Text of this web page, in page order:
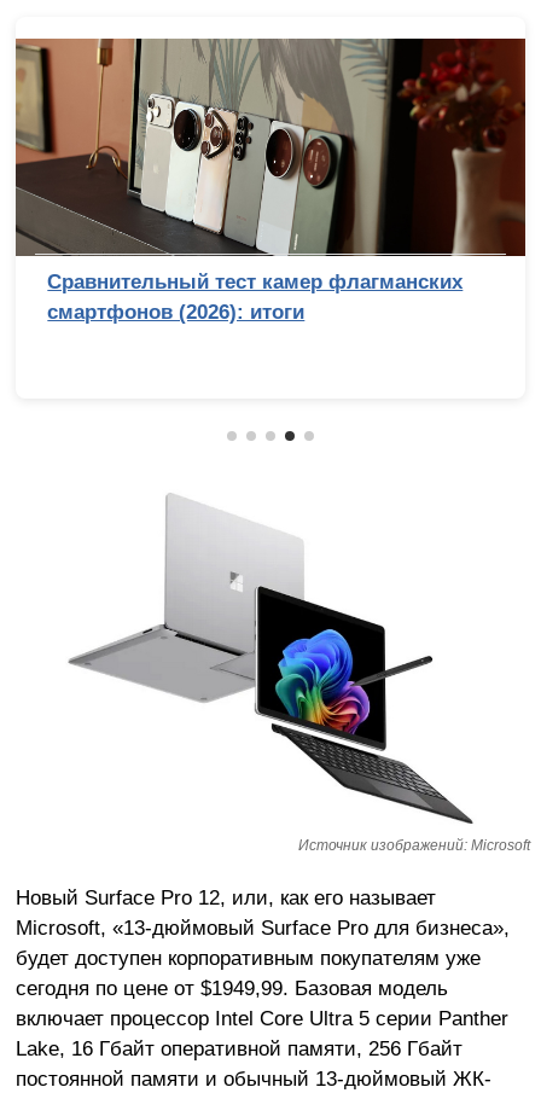
Сравнительный тест камер флагманских
смартфонов (2026): итоги
Источник изображений: Microsoft
Новый Surface Pro 12, или, как его называет
Microsoft, «13-дюймовый Surface Pro для бизнеса»,
будет доступен корпоративным покупателям уже
сегодня по цене от $1949,99. Базовая модель
включает процессор Intel Core Ultra 5 серии Panther
Lake, 16 Гбайт оперативной памяти, 256 Гбайт
постоянной памяти и обычный 13-дюймовый ЖК-